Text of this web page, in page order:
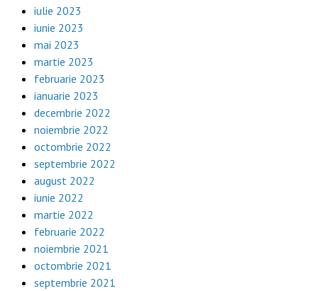
iulie 2023
iunie 2023
mai 2023
martie 2023
februarie 2023
ianuarie 2023
decembrie 2022
noiembrie 2022
octombrie 2022
septembrie 2022
august 2022
iunie 2022
martie 2022
februarie 2022
noiembrie 2021
octombrie 2021
septembrie 2021